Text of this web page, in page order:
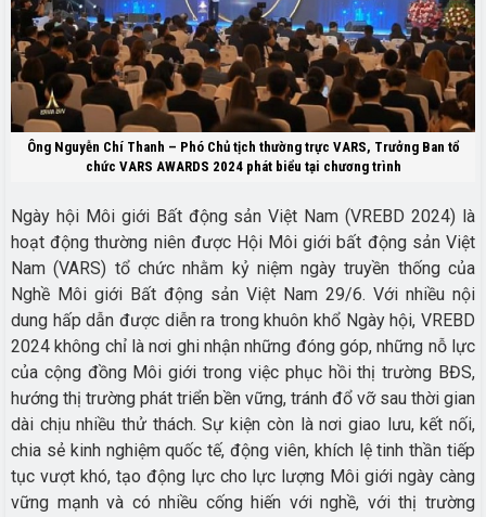
Ông Nguyễn Chí Thanh – Phó Chủ tịch thường trực VARS, Trưởng Ban tổ
chức VARS AWARDS 2024 phát biểu tại chương trình
Ngày hội Môi giới Bất động sản Việt Nam (VREBD 2024) là
hoạt động thường niên được Hội Môi giới bất động sản Việt
Nam (VARS) tổ chức nhằm kỷ niệm ngày truyền thống của
Nghề Môi giới Bất động sản Việt Nam 29/6. Với nhiều nội
dung hấp dẫn được diễn ra trong khuôn khổ Ngày hội, VREBD
2024 không chỉ là nơi ghi nhận những đóng góp, những nỗ lực
của cộng đồng Môi giới trong việc phục hồi thị trường BĐS,
hướng thị trường phát triển bền vững, tránh đổ vỡ sau thời gian
dài chịu nhiều thử thách. Sự kiện còn là nơi giao lưu, kết nối,
chia sẻ kinh nghiệm quốc tế, động viên, khích lệ tinh thần tiếp
tục vượt khó, tạo động lực cho lực lượng Môi giới ngày càng
vững mạnh và có nhiều cống hiến với nghề, với thị trường